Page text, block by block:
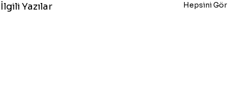
İlgili Yazılar Hepsini Gör